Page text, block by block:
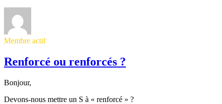
Membre actif
Renforcé ou renforcés ?
Bonjour,
Devons-nous mettre un S à « renforcé » ?